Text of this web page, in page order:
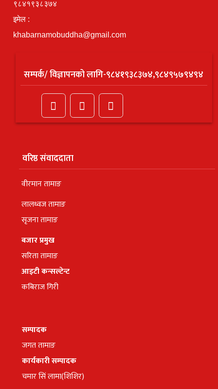
९८४१९३८३७४
इमेल :
khabarnamobuddha@gmail.com
सम्पर्क/ विज्ञापनको लागि-९८४१९३८३७४,९८४९५७९४९४
वरिष्ठ संवाददाता
वीरमान तामाङ
लालध्वज तामाङ
सृजना तामाङ
बजार प्रमुख
सरिता तामाङ
आइटी कन्सल्टेन्ट
कबिराज गिरी
सम्पादक
जगत तामाङ
कार्यकारी सम्पादक
चमार सिं लामा(शिशिर)